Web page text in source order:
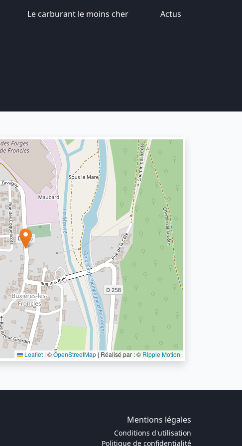
Le carburant le moins cher Actus
Leaflet | ©OpenStreetMap | Réalisé par : © Ripple Motion
Mentions légales
Conditions d'utilisation
Politique de confidentialité